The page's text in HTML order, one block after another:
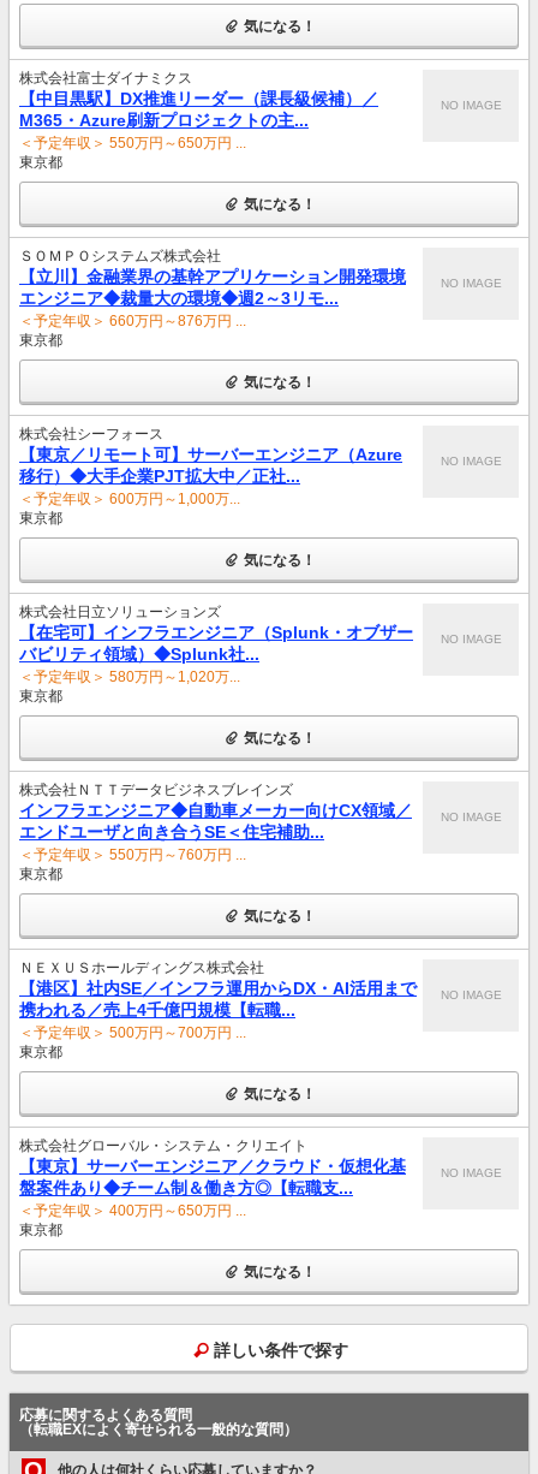
気になる！
株式会社富士ダイナミクス
【中目黒駅】DX推進リーダー（課長級候補）／
M365・Azure刷新プロジェクトの主...
＜予定年収＞ 550万円～650万円 ...
東京都
NO IMAGE
気になる！
ＳＯＭＰＯシステムズ株式会社
【立川】金融業界の基幹アプリケーション開発環境
エンジニア◆裁量大の環境◆週2～3リモ...
＜予定年収＞ 660万円～876万円 ...
東京都
NO IMAGE
気になる！
株式会社シーフォース
【東京／リモート可】サーバーエンジニア（Azure
移行）◆大手企業PJT拡大中／正社...
＜予定年収＞ 600万円～1,000万...
東京都
NO IMAGE
気になる！
株式会社日立ソリューションズ
【在宅可】インフラエンジニア（Splunk・オブザー
バビリティ領域）◆Splunk社...
＜予定年収＞ 580万円～1,020万...
東京都
NO IMAGE
気になる！
株式会社ＮＴＴデータビジネスブレインズ
インフラエンジニア◆自動車メーカー向けCX領域／
エンドユーザと向き合うSE＜住宅補助...
＜予定年収＞ 550万円～760万円 ...
東京都
NO IMAGE
気になる！
ＮＥＸＵＳホールディングス株式会社
【港区】社内SE／インフラ運用からDX・AI活用まで
携われる／売上4千億円規模【転職...
＜予定年収＞ 500万円～700万円 ...
東京都
NO IMAGE
気になる！
株式会社グローバル・システム・クリエイト
【東京】サーバーエンジニア／クラウド・仮想化基
盤案件あり◆チーム制＆働き方◎【転職支...
＜予定年収＞ 400万円～650万円 ...
東京都
NO IMAGE
気になる！
詳しい条件で探す
応募に関するよくある質問
（転職EXによく寄せられる一般的な質問）
他の人は何社くらい応募していますか？